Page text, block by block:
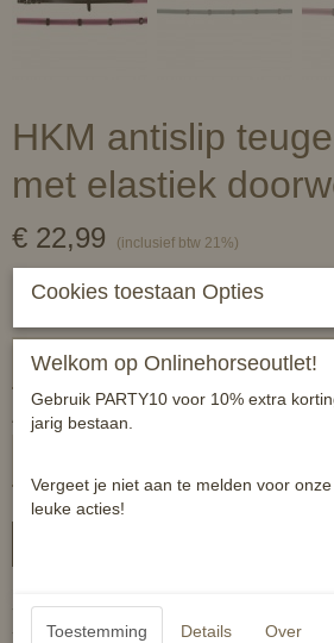
HKM antislip
met elastiek
€ 22,99 (inclusief btw 21%)
Aantal
- stevige gespen uit roestvrij staal
- teugel met leren stoppers
Cookies toestaan Opties
Welkom op Onlinehorseoutlet!
Gebruik PARTY10 voor 10% extra
jarig bestaan.
Vergeet je niet aan te melden voor
leuke acties!
Toestemming Details Over